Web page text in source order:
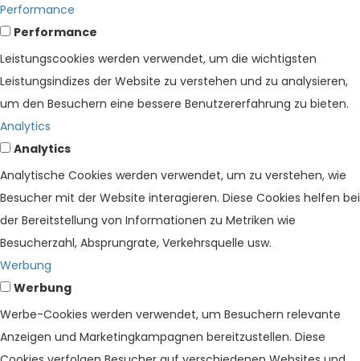
Performance
Performance
Leistungscookies werden verwendet, um die wichtigsten
Leistungsindizes der Website zu verstehen und zu analysieren,
um den Besuchern eine bessere Benutzererfahrung zu bieten.
Analytics
Analytics
Analytische Cookies werden verwendet, um zu verstehen, wie
Besucher mit der Website interagieren. Diese Cookies helfen bei
der Bereitstellung von Informationen zu Metriken wie
Besucherzahl, Absprungrate, Verkehrsquelle usw.
Werbung
Werbung
Werbe-Cookies werden verwendet, um Besuchern relevante
Anzeigen und Marketingkampagnen bereitzustellen. Diese